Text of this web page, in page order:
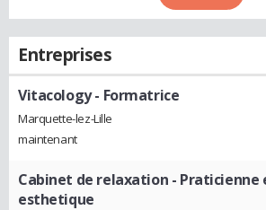
Entreprises
Vitacology- Formatrice
Marquette-lez-Lille
maintenant
Cabinet de relaxation -
esthetique